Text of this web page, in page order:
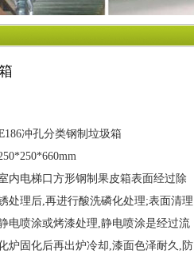
186冲孔分类钢制垃圾箱
内电梯口方形钢制果皮箱表面经过除
处理后,再进行酸洗磷化处理;表面清理
电喷涂或烤漆处理,静电喷涂是经过流
炉固化后再出炉冷却,漆面色泽耐久,防